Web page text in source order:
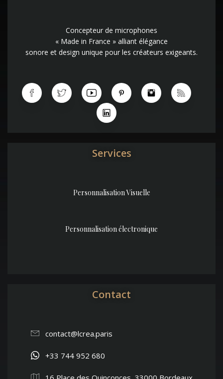
Concepteur de microphones
« Made in France » alliant élégance
sonore et design unique pour les créateurs exigeants.
Services
Personnalisation Visuelle
Personnalisation électronique
Contact
contact@lcrea.paris
+33 744 952 680